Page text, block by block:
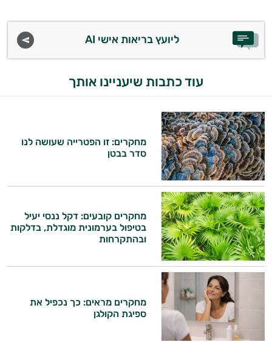
ליועץ בריאות אישי AI
עוד כתבות שיעניינו אותך
מחקרים: זו הפטרייה שעושה לנו
סדר בבטן
מחקרים קובעים: דקל ננסי יעיל
בטיפול בערמונית מוגדלת, בדלקות
ובהתקרחות
מחקרים מראים: כך נכפיל את
ספיגת הקולגן